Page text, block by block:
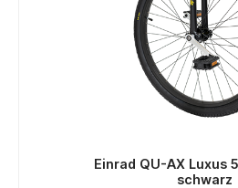
Einrad QU-AX Luxus
schwarz